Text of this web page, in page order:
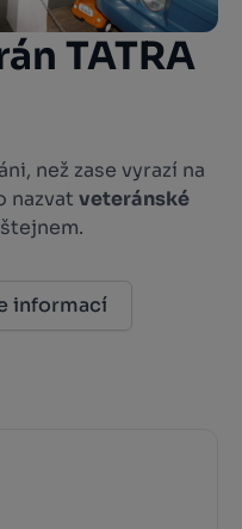
TATRA
než zase vyrazí na
nazvat veteránské
informací